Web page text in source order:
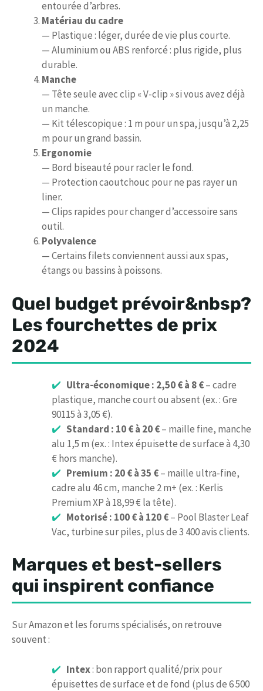
entourée d’arbres.
Matériau du cadre
— Plastique : léger, durée de vie plus courte.
— Aluminium ou ABS renforcé : plus rigide, plus
durable.
Manche
— Tête seule avec clip « V-clip » si vous avez déjà
un manche.
— Kit télescopique : 1 m pour un spa, jusqu’à 2,25
m pour un grand bassin.
Ergonomie
— Bord biseauté pour racler le fond.
— Protection caoutchouc pour ne pas rayer un
liner.
— Clips rapides pour changer d’accessoire sans
outil.
Polyvalence
— Certains filets conviennent aussi aux spas,
étangs ou bassins à poissons.
Quel budget prévoir&nbsp?
Les fourchettes de prix
2024
Ultra-économique : 2,50 € à 8 €– cadre
plastique, manche court ou absent (ex. : Gre
90115 à 3,05 €).
Standard : 10 € à 20 €– maille fine, manche
alu 1,5 m (ex. : Intex épuisette de surface à 4,30
€ hors manche).
Premium : 20 € à 35 €– maille ultra-fine,
cadre alu 46 cm, manche 2 m+ (ex. : Kerlis
Premium XP à 18,99 € la tête).
Motorisé : 100 € à 120 €– Pool Blaster Leaf
Vac, turbine sur piles, plus de 3 400 avis clients.
Marques et best-sellers
qui inspirent confiance
Sur Amazon et les forums spécialisés, on retrouve
souvent :
Intex: bon rapport qualité/prix pour
épuisettes de surface et de fond (plus de 6 500